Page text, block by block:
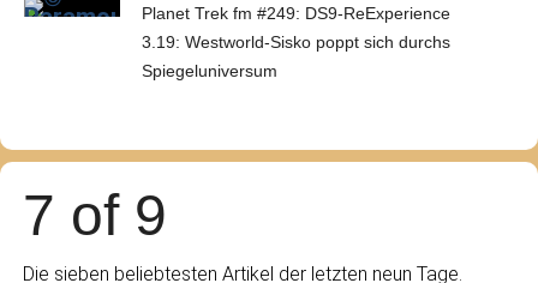
Planet Trek fm #249: DS9-ReExperience
3.19: Westworld-Sisko poppt sich durchs
Spiegeluniversum
7 of 9
Die sieben beliebtesten Artikel der letzten neun Tage.